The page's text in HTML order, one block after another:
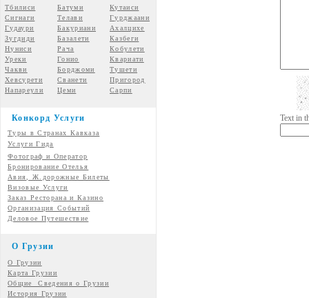
Тбилиси Батуми
Кутаиси
Сигнаги
Телави
Гурджаани
Гудаури
Бакуриани
Ахалцихе
Зугдиди
Базалети
Казбеги
Нуниси
Рача
Кобулети
Уреки
Гонио
Квариати
Чакви
Борджоми
Тушети
Хевсурети
Сванети
Пригород
Напареули
Цеми Сарпи
Конкорд Услуги
Туры в Странах Кавказа
Услуги Гида
Фотограф и Оператор
Бронирование Отелья
Авия, Ж.дорожные Билеты
Визовые Услуги
Заказ Ресторана и Казино
Организация Событий
Деловое Путешествие
О Грузии
О Грузии
Карта Грузии
Общие Сведения о Грузии
История Грузии
Text in